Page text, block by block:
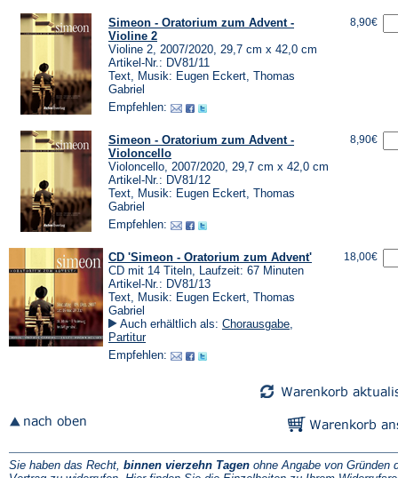
Simeon - Oratorium zum Advent -
Violine 2
Violine 2, 2007/2020, 29,7 cm x 42,0 cm
Artikel-Nr.: DV81/11
Text, Musik: Eugen Eckert, Thomas
Gabriel
Empfehlen:
8,90€
Simeon - Oratorium zum Advent -
Violoncello
Violoncello, 2007/2020, 29,7 cm x 42,0 cm
Artikel-Nr.: DV81/12
Text, Musik: Eugen Eckert, Thomas
Gabriel
Empfehlen:
8,90€
CD 'Simeon - Oratorium zum Advent'
CD mit 14 Titeln, Laufzeit: 67 Minuten
Artikel-Nr.: DV81/13
Text, Musik: Eugen Eckert, Thomas
Gabriel
Auch erhältlich als: Chorausgabe,
Partitur
Empfehlen:
18,00€
Sie haben das Recht, binnen vierzehn Tagen ohne Angabe von Gründen